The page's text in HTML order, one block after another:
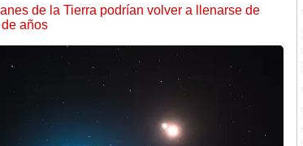
de la Tierra podrían volver a llenarse de
años